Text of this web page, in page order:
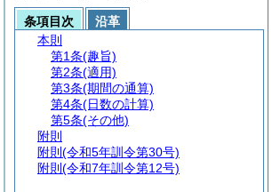
条項目次
沿革
本則
第1条(趣旨)
第2条(適用)
第3条(期間の通算)
第4条(日数の計算)
第5条(その他)
附則
附則 (令和5年訓令第30号)
附則 (令和7年訓令第12号)